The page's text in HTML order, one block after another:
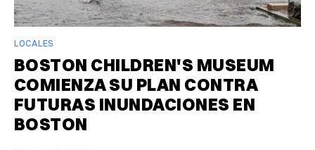
LOCALES
BOSTON CHILDREN'S MUSEUM
COMIENZA SU PLAN CONTRA
FUTURAS INUNDACIONES EN
BOSTON